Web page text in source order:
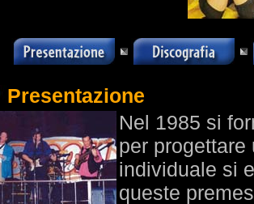
Presentazione
Nel 1985 si
per
individuale si
queste